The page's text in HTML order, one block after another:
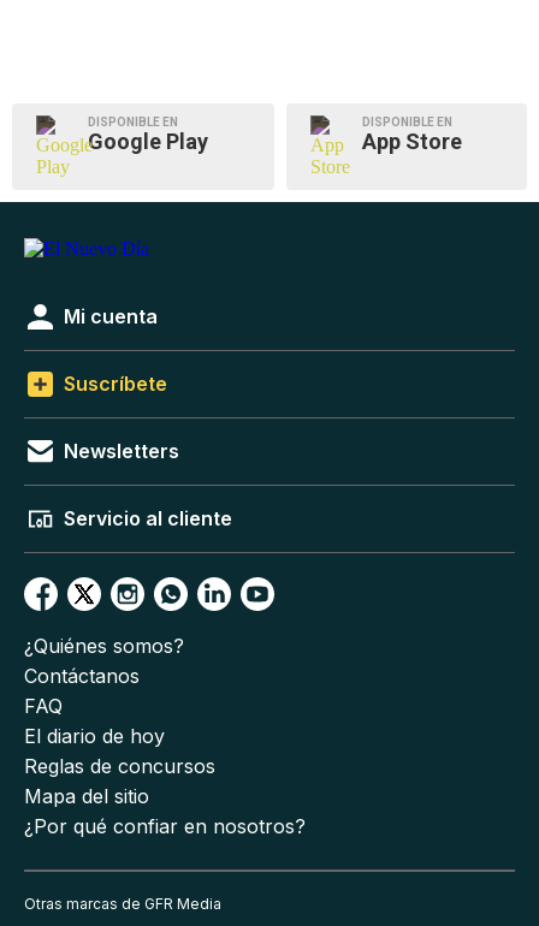
DISPONIBLE EN
Google Play
DISPONIBLE EN
App Store
Mi cuenta
Suscríbete
Newsletters
Servicio al cliente
¿Quiénes somos?
Contáctanos
FAQ
El diario de hoy
Reglas de concursos
Mapa del sitio
¿Por qué confiar en nosotros?
Otras marcas de GFR Media